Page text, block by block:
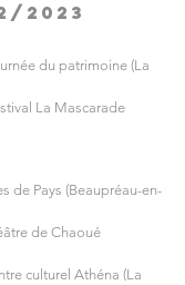
2023
du patrimoine (La
La Mascarade
de Pays (Beaupréau-en-
de Chaoué
culturel Athéna (La